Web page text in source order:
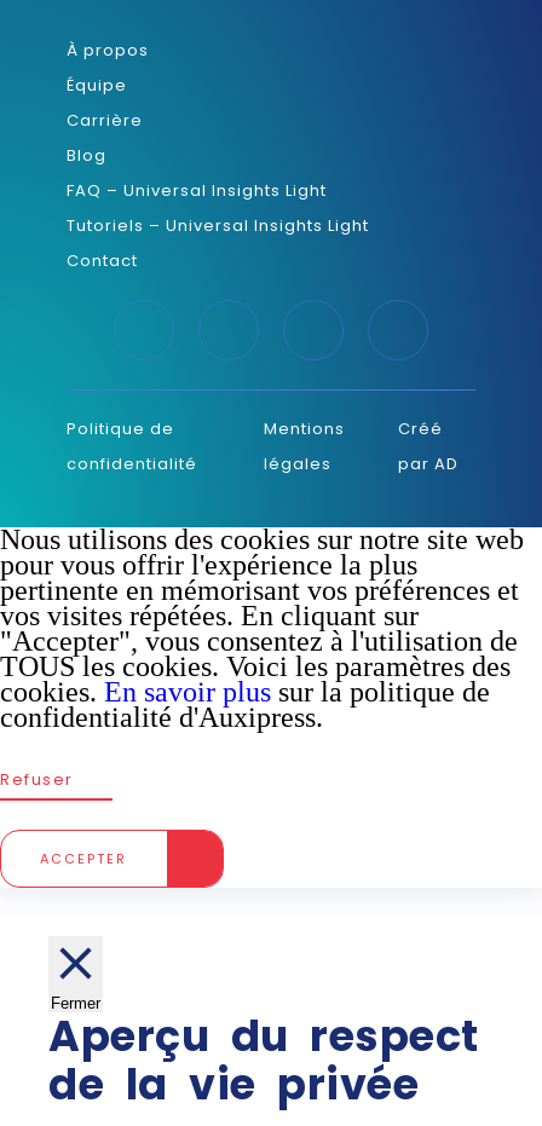
À propos
Équipe
Carrière
Blog
FAQ – Universal Insights Light
Tutoriels – Universal Insights Light
Contact
Politique de
confidentialité
Mentions
légales
Créé
par AD
Nous utilisons des cookies sur notre site web
pour vous offrir l'expérience la plus
pertinente en mémorisant vos préférences et
vos visites répétées. En cliquant sur
"Accepter", vous consentez à l'utilisation de
TOUS les cookies. Voici les paramètres des
cookies. En savoir plus sur la politique de
confidentialité d'Auxipress.
Refuser
ACCEPTER
Fermer
Aperçu du respect
de la vie privée